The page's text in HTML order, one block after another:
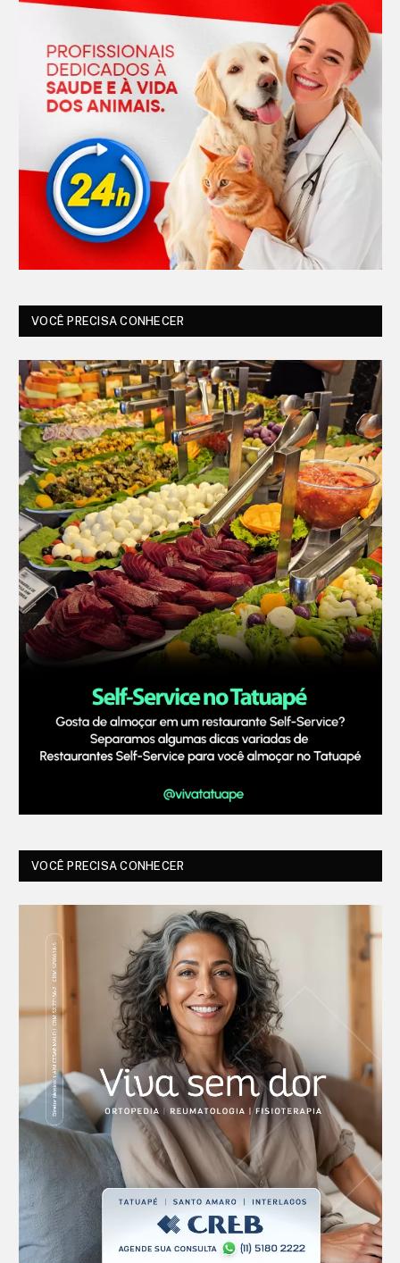
VOCÊ PRECISA CONHECER
VOCÊ PRECISA CONHECER